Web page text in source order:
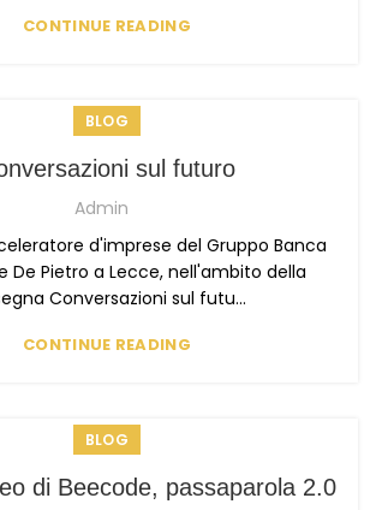
CONTINUE READING
BLOG
sul futuro
Admin
d'imprese del Gruppo Banca
De Pietro a Lecce, nell'ambito della
Conversazioni sul futu...
CONTINUE READING
BLOG
di Beecode, passaparola 2.0